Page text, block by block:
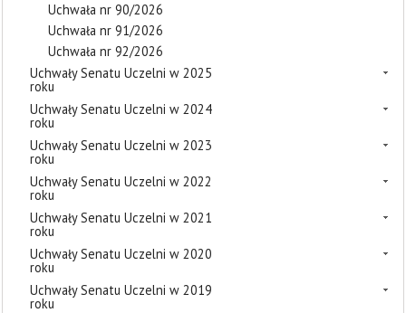
Uchwała nr 90/2026
Uchwała nr 91/2026
Uchwała nr 92/2026
Uchwały Senatu Uczelni w 2025
roku
Uchwały Senatu Uczelni w 2024
roku
Uchwały Senatu Uczelni w 2023
roku
Uchwały Senatu Uczelni w 2022
roku
Uchwały Senatu Uczelni w 2021
roku
Uchwały Senatu Uczelni w 2020
roku
Uchwały Senatu Uczelni w 2019
roku